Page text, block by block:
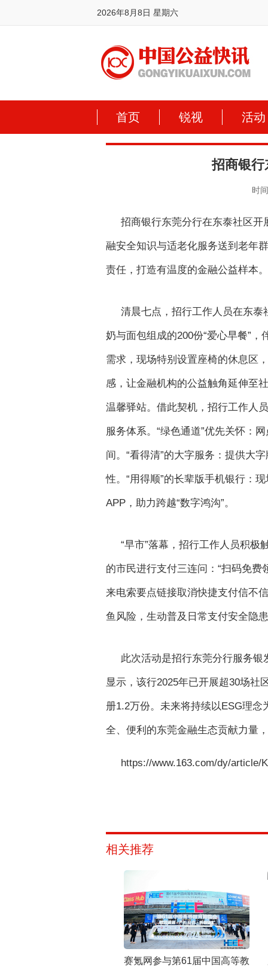
2026年8月8日 星期六
首页 锐视 活动
招商银行
时
招商银行东莞分行在东泰社区
融安全知识与适老化服务送到老年
责任，打造有温度的金融公益样本。
清晨七点，招行工作人员在东泰
奶与面包组成的200份“爱心早餐”
需求，现场特别设置座椅的休息区
感，让金融机构的公益触角延伸至
温馨驿站。借此契机，招行工作人
服务体系。“绿色通道”优先关怀：
间。“看得清”的大字服务：提供大
性。“用得顺”的长辈版手机银行：
APP，助力跨越“数字鸿沟”。
“早市”落幕，招行工作人员积
的市民进行支付三连问：“扫码免费
来电索要点链接取消快捷支付信不
鱼风险，生动普及日常支付安全隐
此次活动是招行东莞分行服务
显示，该行2025年已开展超30场社
册1.2万份。未来将持续以ESG理
全、便利的东莞金融生态贡献力量
https://www.163.com/dy/article/
相关推荐
赛氪网参与第61届中国高等教